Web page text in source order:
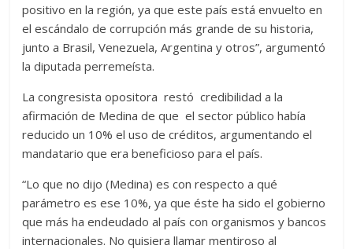
positivo en la región, ya que este país está envuelto en
el escándalo de corrupción más grande de su historia,
junto a Brasil, Venezuela, Argentina y otros”, argumentó
la diputada perremeísta.
La congresista opositora restó credibilidad a la
afirmación de Medina de que el sector público había
reducido un 10% el uso de créditos, argumentando el
mandatario que era beneficioso para el país.
“Lo que no dijo (Medina) es con respecto a qué
parámetro es ese 10%, ya que éste ha sido el gobierno
que más ha endeudado al país con organismos y bancos
internacionales. No quisiera llamar mentiroso al